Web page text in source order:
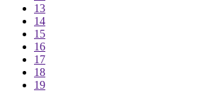
13
14
15
16
17
18
19